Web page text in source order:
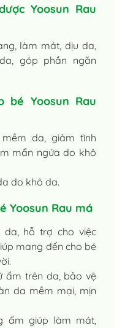
Yoosun Rau
làm mát, dịu da,
góp phần ngăn
bé Yoosun Rau
da, giảm tình
mẩn ngứa do khô
do khô da.
Yoosun Rau má
da, hỗ trợ cho việc
mang đến cho bé
ẩm trên da, bảo vệ
da mềm mại, mịn
ẩm giúp làm mát,